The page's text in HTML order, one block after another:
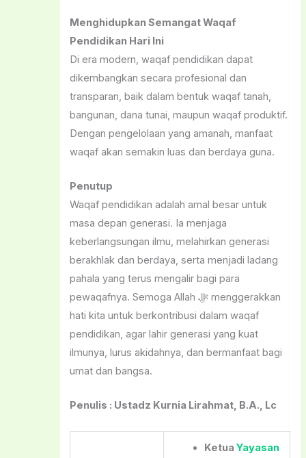
Menghidupkan Semangat Waqaf
Pendidikan Hari Ini
Di era modern, waqaf pendidikan dapat
dikembangkan secara profesional dan
transparan, baik dalam bentuk waqaf tanah,
bangunan, dana tunai, maupun waqaf produktif.
Dengan pengelolaan yang amanah, manfaat
waqaf akan semakin luas dan berdaya guna.
Penutup
Waqaf pendidikan adalah amal besar untuk
masa depan generasi. Ia menjaga
keberlangsungan ilmu, melahirkan generasi
berakhlak dan berdaya, serta menjadi ladang
pahala yang terus mengalir bagi para
pewaqafnya. Semoga Allah ﷻ menggerakkan
hati kita untuk berkontribusi dalam waqaf
pendidikan, agar lahir generasi yang kuat
ilmunya, lurus akidahnya, dan bermanfaat bagi
umat dan bangsa.
Penulis : Ustadz Kurnia Lirahmat, B.A., Lc
Ketua Yayasan